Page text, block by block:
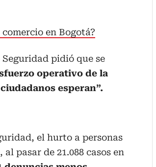
en Bogotá?
pidió que se
operativo de la
esperan”.
el hurto a personas
pasar de 21.088 casos en